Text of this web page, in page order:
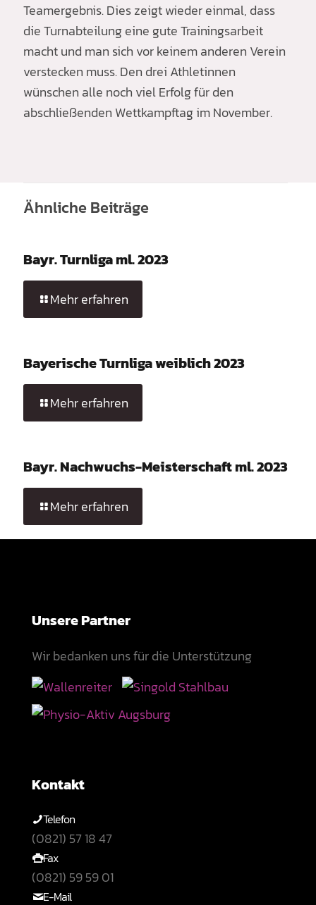
Teamergebnis. Dies zeigt wieder einmal, dass
die Turnabteilung eine gute Trainingsarbeit
macht und man sich vor keinem anderen Verein
verstecken muss. Den drei Athletinnen
wünschen alle noch viel Erfolg für den
abschließenden Wettkampftag im November.
Ähnliche Beiträge
Bayr. Turnliga ml. 2023
Mehr erfahren
Bayerische Turnliga weiblich 2023
Mehr erfahren
Bayr. Nachwuchs-Meisterschaft ml. 2023
Mehr erfahren
Unsere Partner
Wir bedanken uns für die Unterstützung
Kontakt
Telefon
(0821) 57 18 47
Fax
(0821) 59 59 01
E-Mail